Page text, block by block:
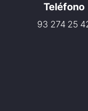
Teléfono
93 274 25